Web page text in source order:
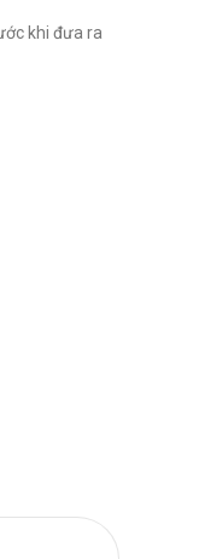
khi đưa ra